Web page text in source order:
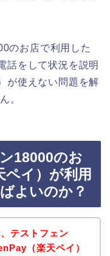
のお店で利用した
話をして状況を説明
が使えない問題を解
。
18000のお
イ）が利用
よいのか？
テストフェン
（楽天ペイ）